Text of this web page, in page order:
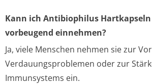
Kann ich Antibiophilus
vorbeugend einnehmen?
Ja, viele Menschen nehmen sie zur
Verdauungsproblemen oder zur
Immunsystems ein.